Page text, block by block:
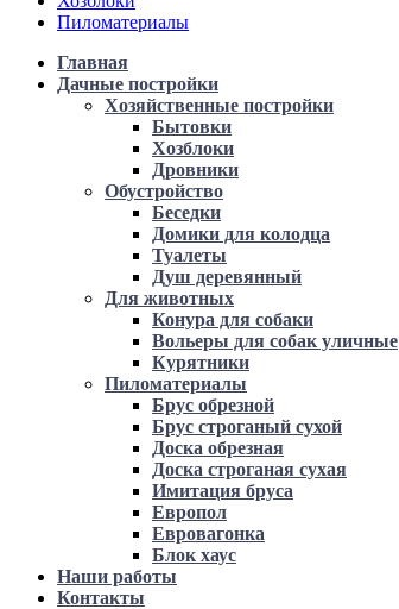
Пиломатериалы
Главная
Дачные постройки
Хозяйственные постройки
Бытовки
Хозблоки
Дровники
Обустройство
Беседки
Домики для колодца
Туалеты
Душ деревянный
Для животных
Конура для собаки
Вольеры для собак уличные
Курятники
Пиломатериалы
Брус обрезной
Брус строганый сухой
Доска обрезная
Доска строганая сухая
Имитация бруса
Европол
Евровагонка
Блок хаус
Наши работы
Контакты